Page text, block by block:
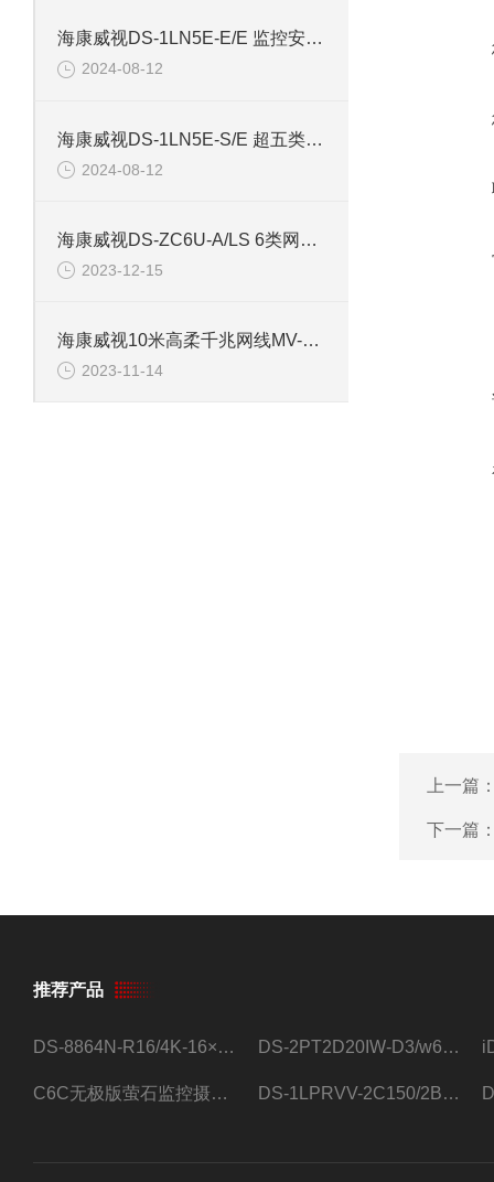
海康威视DS-1LN5E-E/E 监控安防专用超五类网线
2024-08-12
海康威视DS-1LN5E-S/E 超五类监控安防网线
2024-08-12
海康威视DS-ZC6U-A/LS 6类网线Cat6非屏蔽双绞线
2023-12-15
海康威视10米高柔千兆网线MV-ACC-01-1102-10m
2023-11-14
上一篇
下一篇
推荐产品
DS-8864N-R16/4K-16×4T/希捷16盘位录像机 DS-2PT2D20IW-D3/w64路高清硬盘录像机
C6C无极版萤石监控摄像头 DS-1LPRVV-2C150/2B监控室外夜视高清电源线护套线200米/卷